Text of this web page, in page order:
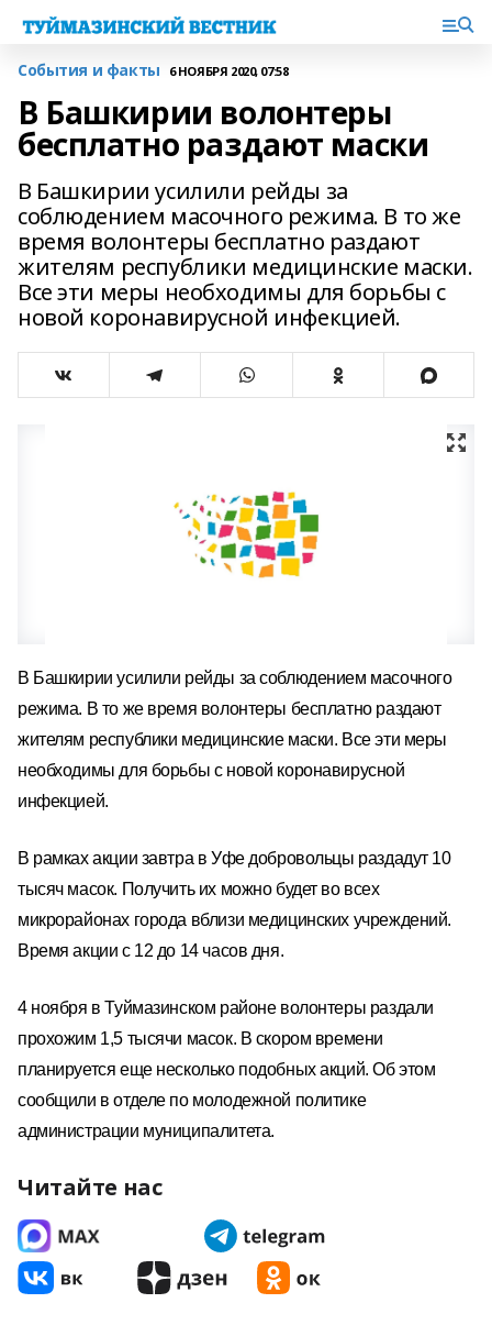
События и факты 6 НОЯБРЯ 2020, 07:58
В Башкирии волонтеры
бесплатно раздают маски
В Башкирии усилили рейды за
соблюдением масочного режима. В то же
время волонтеры бесплатно раздают
жителям республики медицинские маски.
Все эти меры необходимы для борьбы с
новой коронавирусной инфекцией.
В Башкирии усилили рейды за соблюдением масочного
режима. В то же время волонтеры бесплатно раздают
жителям республики медицинские маски. Все эти меры
необходимы для борьбы с новой коронавирусной
инфекцией.
В рамках акции завтра в Уфе добровольцы раздадут 10
тысяч масок. Получить их можно будет во всех
микрорайонах города вблизи медицинских учреждений.
Время акции с 12 до 14 часов дня.
4 ноября в Туймазинском районе волонтеры раздали
прохожим 1,5 тысячи масок. В скором времени
планируется еще несколько подобных акций. Об этом
сообщили в отделе по молодежной политике
администрации муниципалитета.
Читайте нас